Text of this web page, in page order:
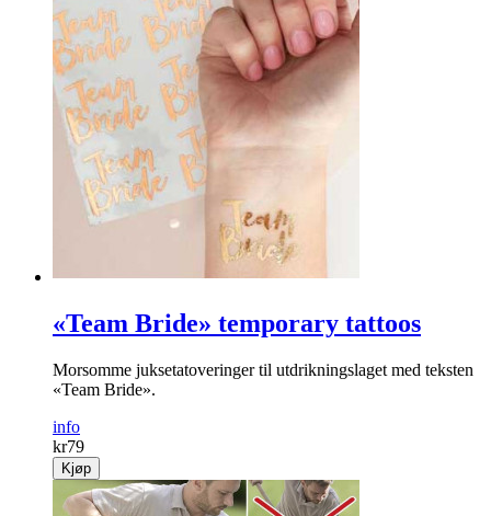
«Team Bride» temporary tattoos
Morsomme juksetatoveringer til utdrikningslaget med teksten
«Team Bride».
info
kr79
Kjøp